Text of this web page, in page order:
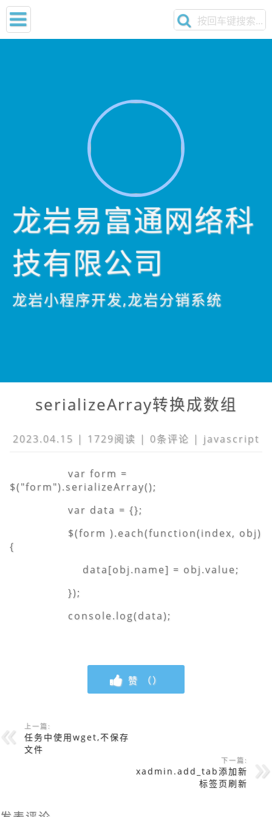
龙岩易富通网络科
技有限公司
龙岩小程序开发,龙岩分销系统
serializeArray转换成数组
2023.04.15 | 1729阅读 | 0条评论 | javascript
var form =
$("form").serializeArray();
var data = {};
$(form ).each(function(index, obj)
{
data[obj.name] = obj.value;
});
console.log(data);
赞 （）
上一篇:
任务中使用wget,不保存
文件
下一篇:
xadmin.add_tab添加新
标签页刷新